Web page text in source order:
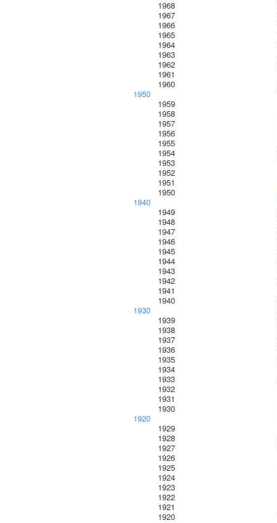
1968
1967
1966
1965
1964
1963
1962
1961
1960
1950
1959
1958
1957
1956
1955
1954
1953
1952
1951
1950
1940
1949
1948
1947
1946
1945
1944
1943
1942
1941
1940
1930
1939
1938
1937
1936
1935
1934
1933
1932
1931
1930
1920
1929
1928
1927
1926
1925
1924
1923
1922
1921
1920